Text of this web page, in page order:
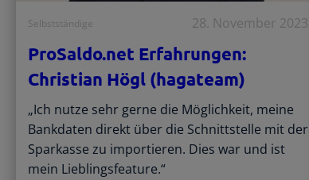
Selbstständige 28. November 2023
ProSaldo.net Erfahrungen:
Christian Högl (hagateam)
„Ich nutze sehr gerne die Möglichkeit, meine
Bankdaten direkt über die Schnittstelle mit der
Sparkasse zu importieren. Dies war und ist
mein Lieblingsfeature.“